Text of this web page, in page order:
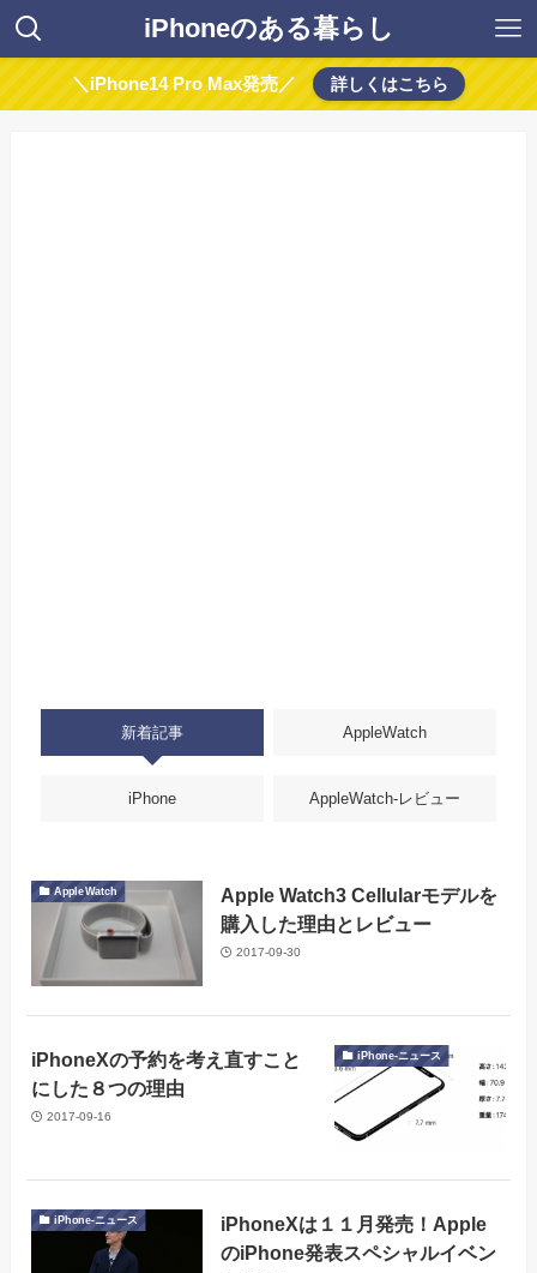
iPhoneのある暮らし
＼iPhone14 Pro Max発売／ 詳しくはこちら
新着記事 AppleWatch
iPhone AppleWatch-レビュー
AppleWatch
Apple Watch3 Cellularモデルを
購入した理由とレビュー
2017-09-30
iPhone-ニュース
iPhoneXの予約を考え直すこと
にした８つの理由
2017-09-16
iPhone-ニュース
iPhoneXは１１月発売！Apple
のiPhone発表スペシャルイベン